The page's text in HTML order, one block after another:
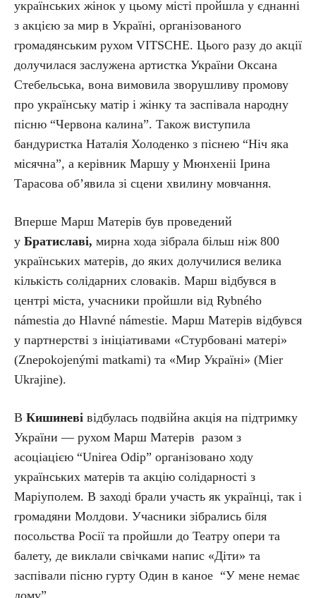
українських жінок у цьому місті пройшла у єднанні
з акцією за мир в Україні, організованого
громадянським рухом VITSCHE. Цього разу до акції
долучилася заслужена артистка України Оксана
Стебельська, вона вимовила зворушливу промову
про українську матір і жінку та заспівала народну
пісню “Червона калина”. Також виступила
бандуристка Наталія Холоденко з піснею “Ніч яка
місячна”, а керівник Маршу у Мюнхеніі Ірина
Тарасова об’явила зі сцени хвилину мовчання.
Вперше Марш Матерів був проведений
у Братиславі, мирна хода зібрала більш ніж 800
українських матерів, до яких долучилися велика
кількість солідарних словаків. Марш відбувся в
центрі міста, учасники пройшли від Rybného
námestia до Hlavné námestie. Марш Матерів відбувся
у партнерстві з ініціативами «Стурбовані матері»
(Znepokojenými matkami) та «Мир Україні» (Mier
Ukrajine).
В Кишиневі відбулась подвійна акція на підтримку
України — рухом Марш Матерів разом з
асоціацією “Unirea Odip” організовано ходу
українських матерів та акцію солідарності з
Маріуполем. В заході брали участь як українці, так і
громадяни Молдови. Учасники зібрались біля
посольства Росії та пройшли до Театру опери та
балету, де виклали свічками напис «Діти» та
заспівали пісню гурту Один в каное “У мене немає
дому”.